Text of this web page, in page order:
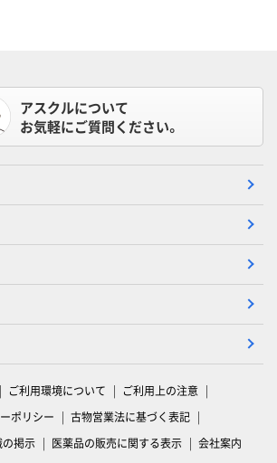
アスクルについて
お気軽にご質問ください。
ご利用環境について
ご利用上の注意
ポリシー
古物営業法に基づく表記
掲示
医薬品の販売に関する表示 会社案内